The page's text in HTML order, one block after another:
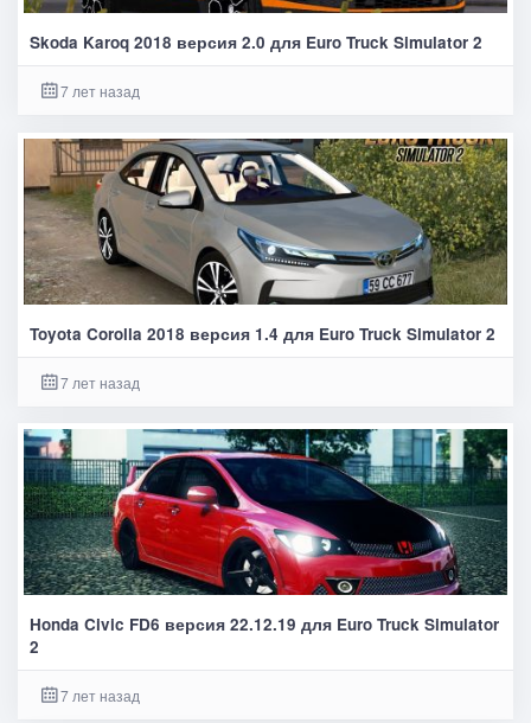
Skoda Karoq 2018 версия 2.0 для Euro Truck Simulator 2
7 лет назад
Toyota Corolla 2018 версия 1.4 для Euro Truck Simulator 2
7 лет назад
Honda Civic FD6 версия 22.12.19 для Euro Truck Simulator
2
7 лет назад